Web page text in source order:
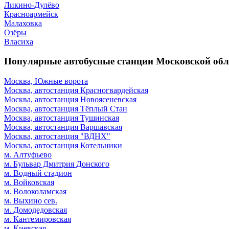
Ликино-Дулёво
Красноармейск
Малаховка
Озёры
Власиха
Популярные автобусные станции Московской
Москва, Южные ворота
Москва, автостанция Красногвардейская
Москва, автостанция Новоясеневская
Москва, автостанция Тёплый Стан
Москва, автостанция Тушинская
Москва, автостанция Варшавская
Москва, автостанция "ВДНХ"
Москва, автостанция Котельники
м. Алтуфьево
м. Бульвар Дмитрия Донского
м. Водный стадион
м. Войковская
м. Волоколамская
м. Выхино сев.
м. Домодедовская
м. Кантемировская